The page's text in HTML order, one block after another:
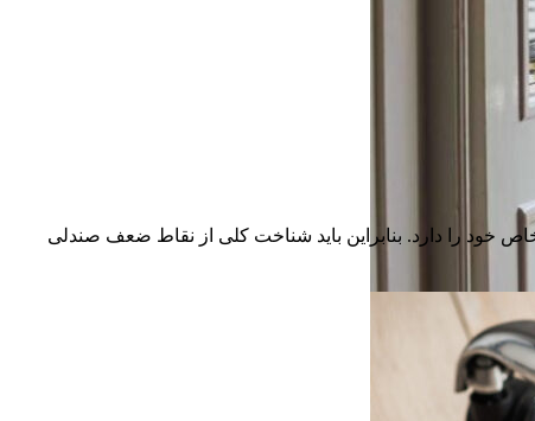
خود را دارد. بنابراین باید شناخت کلی از نقاط ضعف صندلی